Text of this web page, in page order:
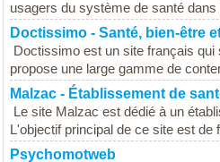
usagers du système de santé
Doctissimo - Santé, bien-être
Doctissimo est un site français qui
propose une large gamme de
Malzac - Établissement de
Le site Malzac est dédié à un
L'objectif principal de ce site est
Psychomotweb